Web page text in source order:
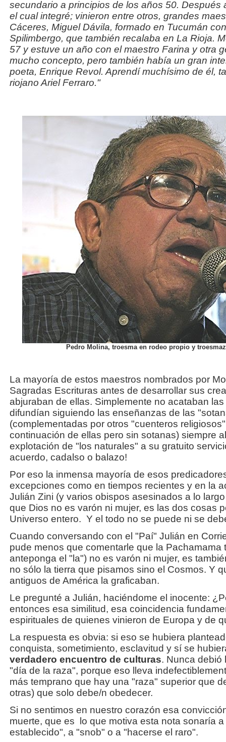
secundario a principios de los años 50. Después
el cual integré; vinieron entre otros, grandes
Cáceres, Miguel Dávila, formado en Tucumán
Spilimbergo, que también recalaba en La Rioja.
57 y estuve un año con el maestro Farina y otra
mucho concepto, pero también había un gran
poeta, Enrique Revol. Aprendí muchísimo de él,
riojano Ariel Ferraro."
Pedro Molina, troesma en rodeo propio y
La mayoría de estos maestros nombrados por
Sagradas Escrituras antes de desarrollar sus
abjuraban de ellas. Simplemente no acataban
difundían siguiendo las enseñanzas de las
(complementadas por otros "cuenteros
continuación de ellas pero sin sotanas) siempre
explotación de "los naturales" a su gratuito
acuerdo, cadalso o balazo!
Por eso la inmensa mayoría de esos
excepciones como en tiempos recientes y en la
Julián Zini (y varios obispos asesinados a lo
que Dios no es varón ni mujer, es las dos cosas
Universo entero. Y el todo no se puede ni se
Cuando conversando con el "Paí" Julián en
pude menos que comentarle que la Pachamama
anteponga el "la") no es varón ni mujer, es
no sólo la tierra que pisamos sino el Cosmos. Y
antiguos de América la graficaban.
Le pregunté a Julián, haciéndome el inocente:
entonces esa similitud, esa coincidencia
espirituales de quienes vinieron de Europa y de
La respuesta es obvia: si eso se hubiera
conquista, sometimiento, esclavitud y sí se
verdadero encuentro de culturas. Nunca debió
"día de la raza", porque eso lleva
más temprano que hay una "raza" superior que
otras) que solo debe/n obedecer.
Si no sentimos en nuestro corazón esa
muerte, que es lo que motiva esta nota sonaría
establecido", a "snob" o a "hacerse el raro".